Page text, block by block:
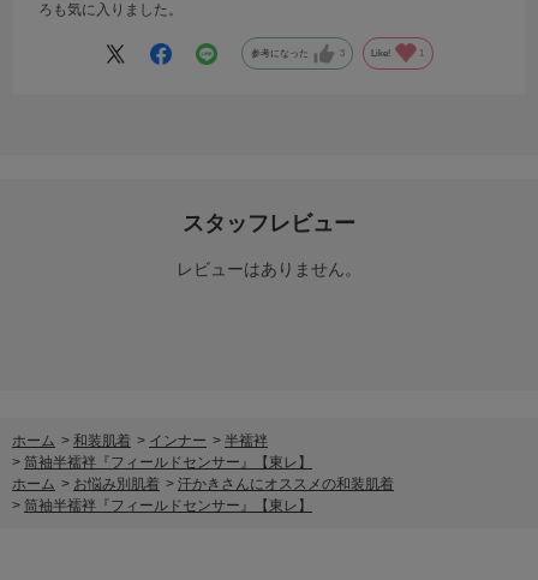
ろも気に入りました。
参考になった 3 Like!
スタッフレビュー
レビューはありません。
ホーム > 和装肌着 > インナー > 半襦袢
> 筒袖半襦袢『フィールドセンサー』【東レ】
ホーム > お悩み別肌着 > 汗かきさんにオススメの和装肌着
> 筒袖半襦袢『フィールドセンサー』【東レ】